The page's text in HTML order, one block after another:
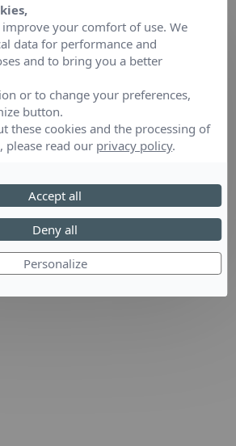
improve your comfort of use. We
data for performance and
and to bring you a better
or to change your preferences,
button.
these cookies and the processing of
please read our privacy policy.
Personalize
Deny all
Accept all